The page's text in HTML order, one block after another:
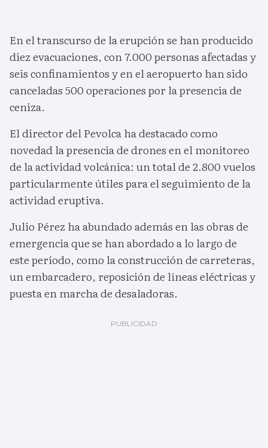
En el transcurso de la erupción se han producido
diez evacuaciones, con 7.000 personas afectadas y
seis confinamientos y en el aeropuerto han sido
canceladas 500 operaciones por la presencia de
ceniza.
El director del Pevolca ha destacado como
novedad la presencia de drones en el monitoreo
de la actividad volcánica: un total de 2.800 vuelos
particularmente útiles para el seguimiento de la
actividad eruptiva.
Julio Pérez ha abundado además en las obras de
emergencia que se han abordado a lo largo de
este período, como la construcción de carreteras,
un embarcadero, reposición de líneas eléctricas y
puesta en marcha de desaladoras.